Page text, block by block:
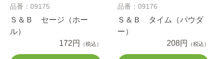
品番：09175
Ｓ＆Ｂ セージ（ホー
ル）
172円
（税込）
品番：09176
Ｓ＆Ｂ タイム（パウダ
ー）
208円
（税込）